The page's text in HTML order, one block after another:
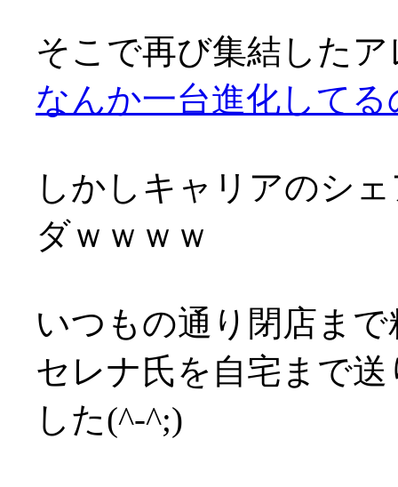
そこで再び集結したア
なんか一台進化して
しかしキャリアのシ
ダｗｗｗｗ
いつもの通り閉店ま
セレナ氏を自宅まで
した(^-^;)